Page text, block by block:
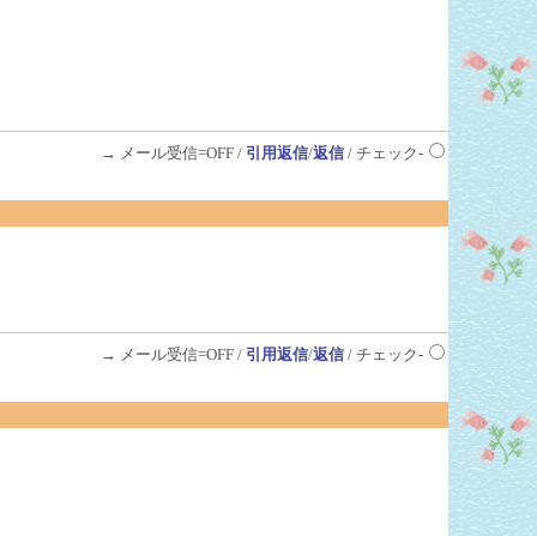
→ メール受信=OFF / 引用返信/返信/ チェック-
→ メール受信=OFF / 引用返信/返信/ チェック-